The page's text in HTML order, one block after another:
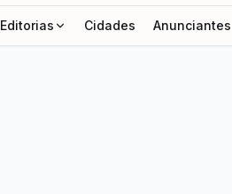
Editorias Cidades Anunciantes